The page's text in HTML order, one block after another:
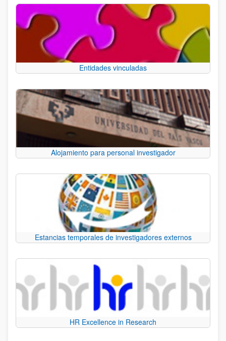
Entidades vinculadas
Alojamiento para personal investigador
Estancias temporales de investigadores externos
HR Excellence in Research